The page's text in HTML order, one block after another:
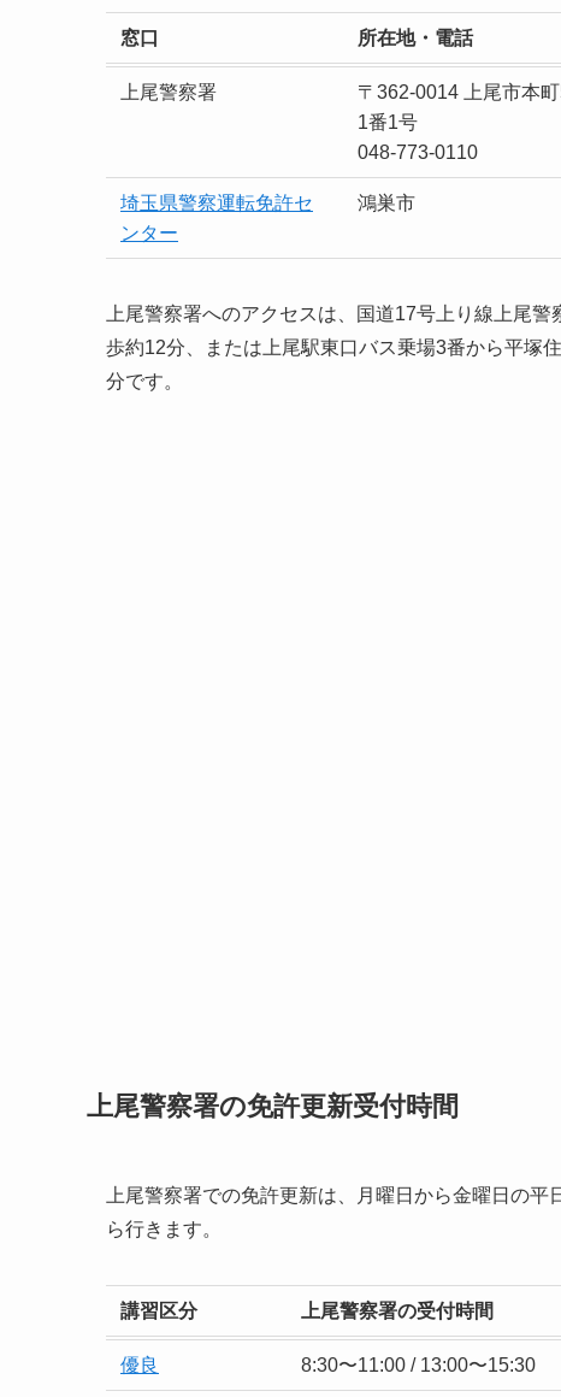
窓口 所在地・電話
上尾警察署
〒362-0014 上尾市本町
1番1号
048-773-0110
埼玉県警察運転免許セ
ンター
鴻巣市
上尾警察署へのアクセスは、国道17号上り線上尾
歩約12分、または上尾駅東口バス乗場3番から平塚
分です。
上尾警察署の免許更新受付時間
上尾警察署での免許更新は、月曜日から金曜日の
ら行きます。
講習区分 上尾警察署の受付時間
優良 8:30〜11:00 / 13:00〜15:30